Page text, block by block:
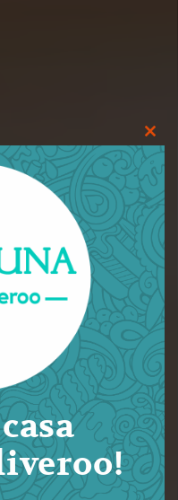
this